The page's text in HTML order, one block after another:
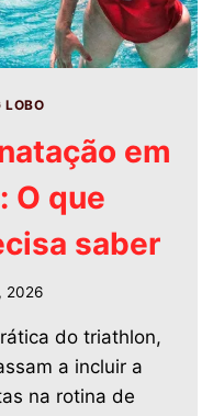
LOBO
em
O que
saber
2026
do triathlon,
a incluir a
na rotina de